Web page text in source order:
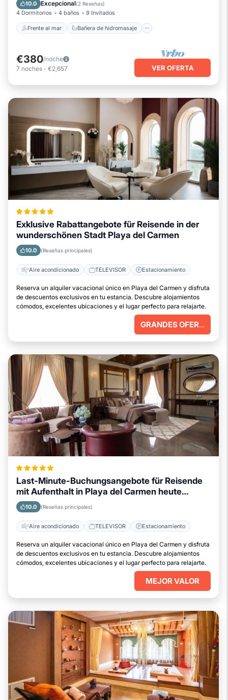
10.0 Excepcional(2 Reseñas)
4 Dormitorios 4 baños 9 Invitados
Frente al mar Bañera de hidromasaje
€380/noche
7 noches - €2,657 VER OFERTA
Exklusive Rabattangebote für Reisende in der
wunderschönen Stadt Playa del Carmen
10.0 (Reseñas principales)
Aire acondicionado TELEVISOR Estacionamiento
Reserva un alquiler vacacional único en Playa del Carmen y disfruta
de descuentos exclusivos en tu estancia. Descubre alojamientos
cómodos, excelentes ubicaciones y el lugar perfecto para relajarte.
GRANDES OFERTAS
Last-Minute-Buchungsangebote für Reisende
mit Aufenthalt in Playa del Carmen heute
verfügbar
10.0 (Reseñas principales)
Aire acondicionado TELEVISOR Estacionamiento
Reserva un alquiler vacacional único en Playa del Carmen y disfruta
de descuentos exclusivos en tu estancia. Descubre alojamientos
cómodos, excelentes ubicaciones y el lugar perfecto para relajarte.
MEJOR VALOR